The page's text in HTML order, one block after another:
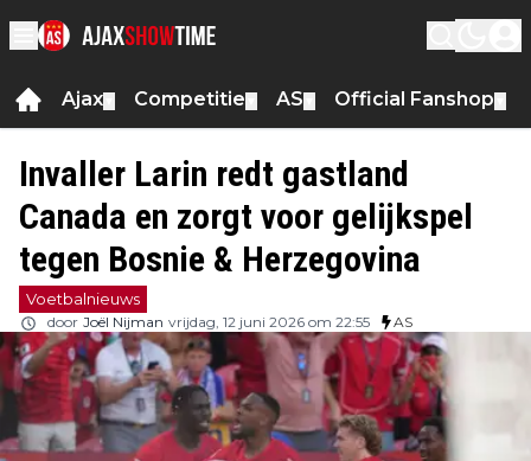
Ajax Competitie AS Official Fanshop
Invaller Larin redt gastland
Canada en zorgt voor gelijkspel
tegen Bosnie & Herzegovina
Voetbalnieuws
door Joël Nijman vrijdag, 12 juni 2026 om 22:55 AS